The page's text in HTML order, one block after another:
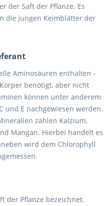
der Saft der Pflanze. Es
die jungen Keimblätter der
Aminosäuren enthalten -
benötigt, aber nicht
können unter anderem
und E nachgewiesen werden.
zählen Kalzium,
Mangan. Hierbei handelt es
wird dem Chlorophyll
der Pflanze bezeichnet.